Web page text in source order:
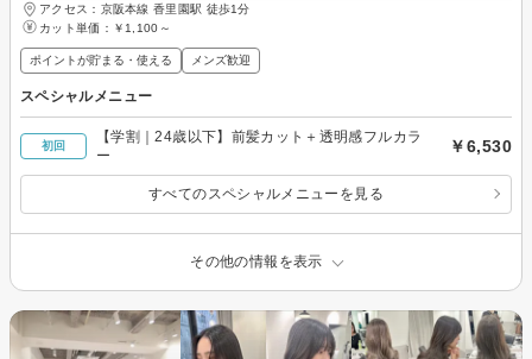
アクセス：京阪本線 香里園駅 徒歩1分
カット単価： ￥1,100～
ポイントが貯まる・使える メンズ歓迎
スペシャルメニュー
初回
【学割｜24歳以下】前髪カット＋透明感フルカラ
ー
￥6,530
すべてのスペシャルメニューを見る
その他の情報を表示